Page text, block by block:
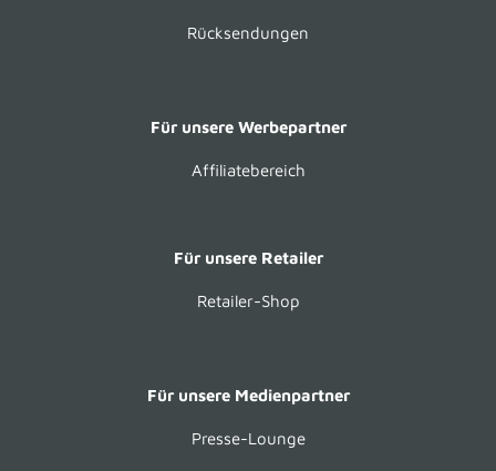
Rücksendungen
Für unsere Werbepartner
Affiliatebereich
Für unsere Retailer
Retailer-Shop
Für unsere Medienpartner
Presse-Lounge